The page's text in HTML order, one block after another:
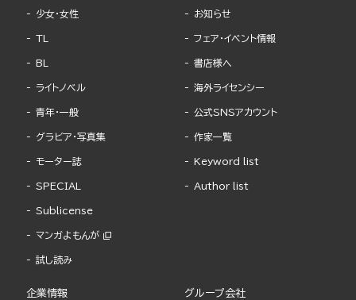
少女・女性
TL
BL
ライトノベル
青年・一般
グラビア・写真集
モーター誌
SPECIAL
Sublicense
マンガよもんが
試し読み
お知らせ
フェア・イベント情報
書店様へ
海外ライセンシー
公式SNSアカウント
作家一覧
Keyword list
Author list
企業情報 グループ会社